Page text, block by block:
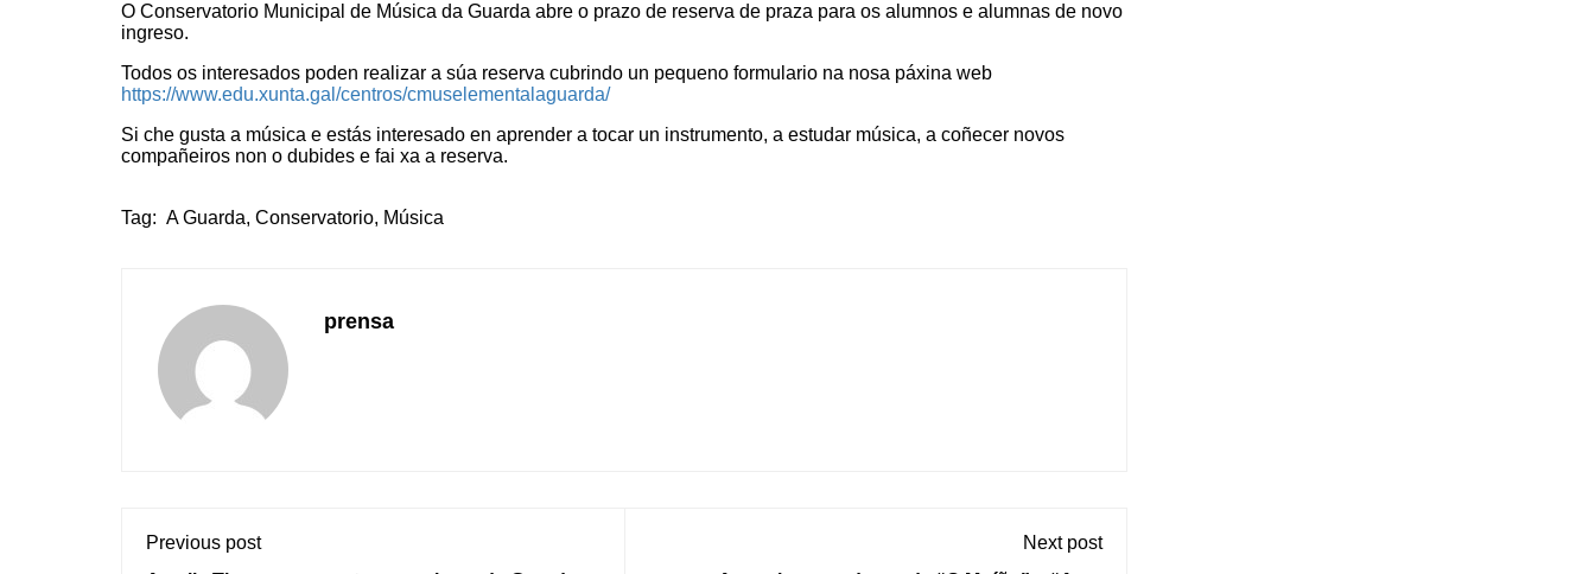
O Conservatorio Municipal de Música da Guarda abre o prazo de reserva de praza para os alumnos e alumnas de novo
ingreso.
Todos os interesados poden realizar a súa reserva cubrindo un pequeno formulario na nosa páxina web
https://www.edu.xunta.gal/centros/cmuselementalaguarda/
Si che gusta a música e estás interesado en aprender a tocar un instrumento, a estudar música, a coñecer novos
compañeiros non o dubides e fai xa a reserva.
Tag: A Guarda, Conservatorio, Música
prensa
Previous post
Next post